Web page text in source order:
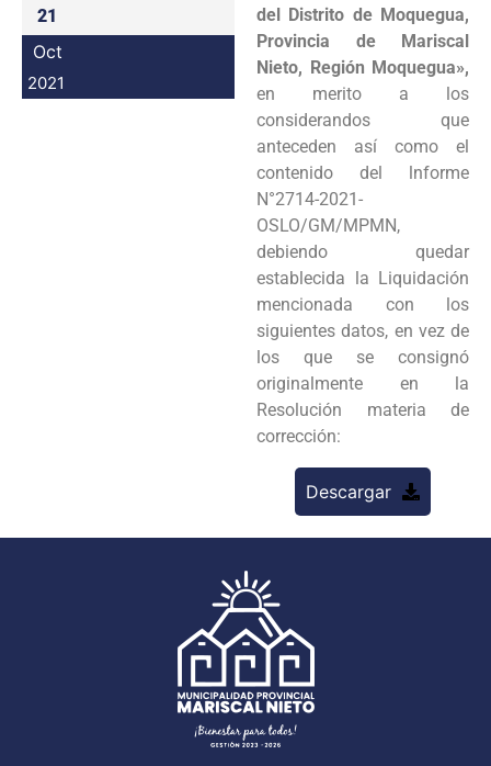
21
Oct
2021
del Distrito de Moquegua,
Provincia de Mariscal
Nieto, Región Moquegua»,
en merito a los
considerandos que
anteceden así como el
contenido del lnforme
N°2714-2021-
OSLO/GM/MPMN,
debiendo quedar
establecida la Liquidación
mencionada con los
siguientes datos, en vez de
los que se consignó
originalmente en la
Resolución materia de
corrección:
Descargar